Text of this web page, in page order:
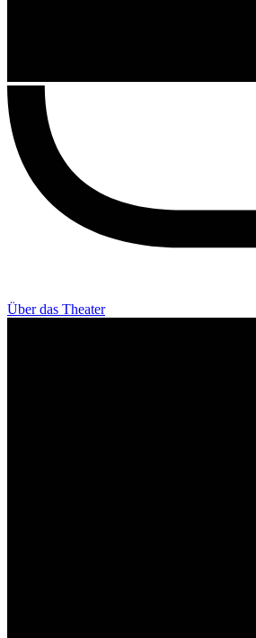
Über das Theater